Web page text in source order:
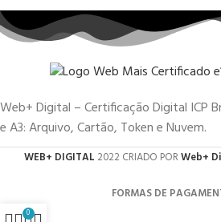
Web+ Digital – Certificação Digital ICP
e A3: Arquivo, Cartão, Token e Nuvem.
WEB+ DIGITAL 2022 CRIADO PORWeb+
FORMAS DE
0